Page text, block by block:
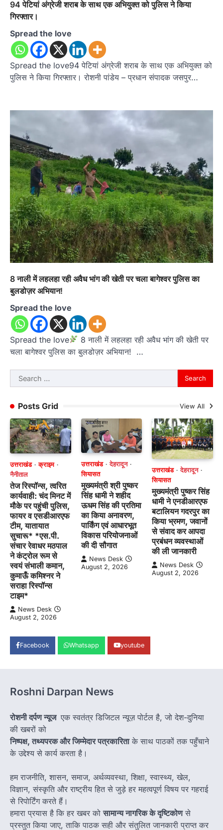
94 पेटियां अंग्रेजी शराब के साथ एक अभियुक्त को पुलिस ने किया
गिरफ्तार।
Spread the love
Spread the love94 पेटियां अंग्रेजी शराब के साथ एक अभियुक्त को
पुलिस ने किया गिरफ्तार। रोशनी पांडेय – प्रधान संपादक जसपुर…
8 नाली में लहलहा रही अवैध भांग की खेती पर चला बागेश्वर पुलिस का
बुलडोज़र अभियान!
Spread the love
Spread the love
8 नाली में लहलहा रही अवैध भांग की खेती पर
चला बागेश्वर पुलिस का बुलडोज़र अभियान! …
Search
for:
Posts Grid
View All
उत्तराखंड
क्राइम
नैनीताल
तेज रिस्पॉन्स, त्वरित
कार्यवाही: चंद मिनट में
मौके पर पहुंची पुलिस,
फायर व एसडीआरएफ
टीम, यातायात
सुचारू* *एस.पी.
संचार रेवाधर मठपाल
ने कंट्रोल रूम से
स्वयं संभाली कमान,
कुमाऊँ कमिश्नर ने
सराहा रिस्पॉन्स
टाइम*
News Desk
August 2, 2026
उत्तराखंड
देहरादून
सियासत
मुख्यमंत्री श्री पुष्कर
सिंह धामी ने शहीद
ऊधम सिंह की प्रतिमा
का किया अनावरण,
पार्किंग एवं आधारभूत
विकास परियोजनाओं
की दी सौगात
News Desk
August 2, 2026
उत्तराखंड
देहरादून
सियासत
मुख्यमंत्री पुष्कर सिंह
धामी ने एनडीआरएफ
बटालियन गदरपुर का
किया भ्रमण, जवानों
से संवाद कर आपदा
प्रबंधन व्यवस्थाओं
की ली जानकारी
News Desk
August 2, 2026
Facebook Whatsapp youtube
Roshni Darpan News
रोशनी दर्पण न्यूज एक स्वतंत्र डिजिटल न्यूज़ पोर्टल है, जो देश-दुनिया
की खबरों को
निष्पक्ष, तथ्यपरक और जिम्मेदार पत्रकारिताके साथ पाठकों तक पहुँचाने
के उद्देश्य से कार्य करता है।
हम राजनीति, शासन, समाज, अर्थव्यवस्था, शिक्षा, स्वास्थ्य, खेल,
विज्ञान, संस्कृति और राष्ट्रीय हित से जुड़े हर महत्वपूर्ण विषय पर गहराई
से रिपोर्टिंग करते हैं।
हमारा प्रयास है कि हर खबर कोसामान्य नागरिक के दृष्टिकोणसे
प्रस्तुत किया जाए, ताकि पाठक सही और संतुलित जानकारी प्राप्त कर